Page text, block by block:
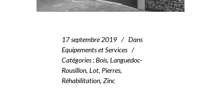
17 septembre 2019
Dans
Equipements et Services
Catégories:Bois, Languedoc-
Rousillon, Lot, Pierres,
Réhabilitation, Zinc